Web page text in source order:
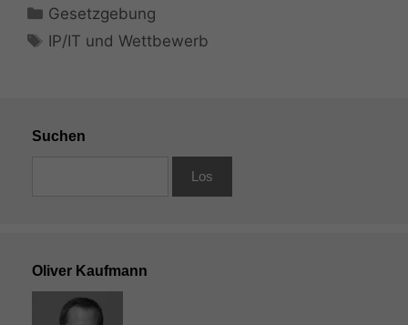
Kategorien
Gesetzgebung
Schlagwörter
IP/IT und Wettbewerb
Suchen
Oliver Kaufmann